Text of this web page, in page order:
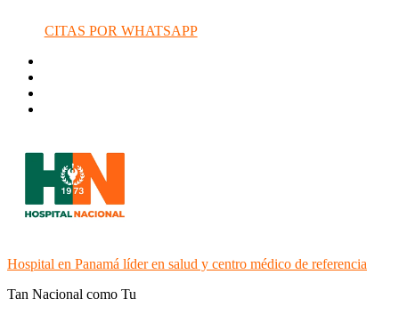
CITAS POR WHATSAPP
Hospital en Panamá líder en salud y centro médico de referencia
Tan Nacional como Tu